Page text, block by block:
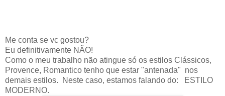
Me conta se vc gostou?
Eu definitivamente NÃO!
Como o meu trabalho não atingue só os estilos Clássicos,
Provence, Romantico tenho que estar "antenada" nos
demais estilos. Neste caso, estamos falando do: ESTILO
MODERNO.